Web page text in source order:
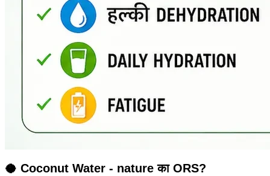
🥥 Coconut Water - nature का ORS?